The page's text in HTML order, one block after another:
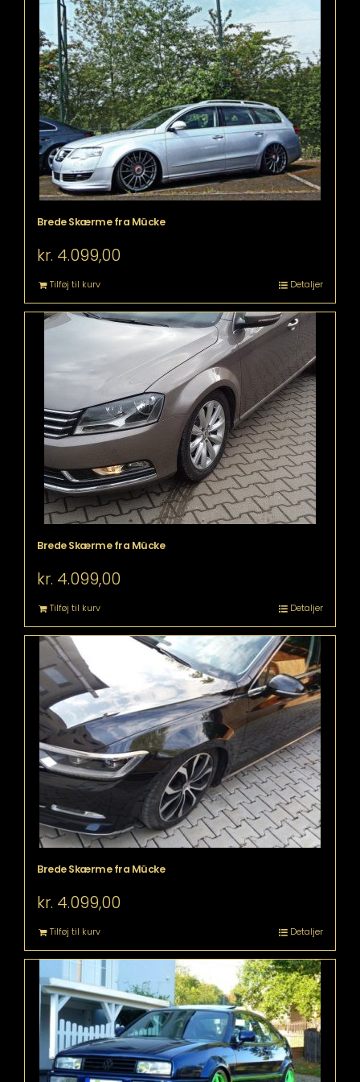
flere
varianter.
Mulighederne
kan
vælges
på
varesiden
Brede Skærme fra Mücke
kr. 4.099,00
Tilføj til kurv Detaljer
Brede Skærme fra Mücke
kr. 4.099,00
Tilføj til kurv Detaljer
Brede Skærme fra Mücke
kr. 4.099,00
Tilføj til kurv Detaljer